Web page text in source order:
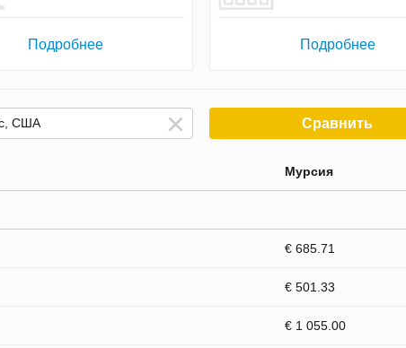
Подробнее Подробнее
Сравнить
Мурсия
€ 685.71
€ 501.33
€ 1 055.00